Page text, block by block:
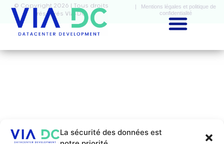
La sécurité des données est
© Copyright 2026 | Tous droits
réservés VIA-DC
| Mentions légales et politique de
confidentialité